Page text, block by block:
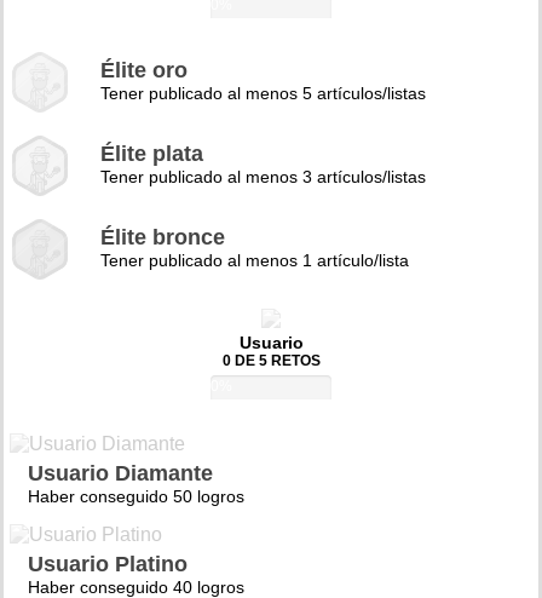
Élite oro
Tener publicado al menos 5 artículos/listas
Élite plata
Tener publicado al menos 3 artículos/listas
Élite bronce
Tener publicado al menos 1 artículo/lista
Usuario
0 DE 5 RETOS
Usuario Diamante
Haber conseguido 50 logros
Usuario Platino
Haber conseguido 40 logros